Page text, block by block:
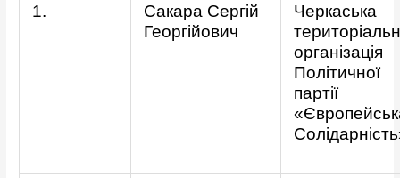
1.
Сакара Сергій
Георгійович
Черкаська
організація
Політичної
партії